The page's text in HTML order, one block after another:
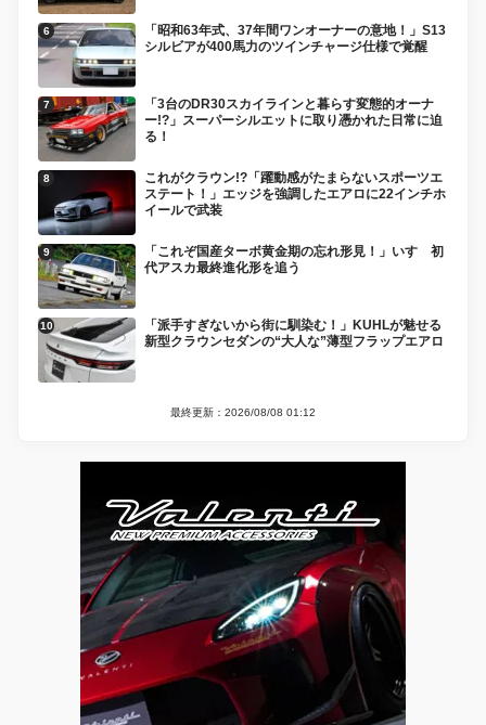
「昭和63年式、37年間ワンオーナーの意地！」S13
シルビアが400馬力のツインチャージ仕様で覚醒
「3台のDR30スカイラインと暮らす変態的オーナ
ー!?」スーパーシルエットに取り憑かれた日常に迫
る！
これがクラウン!?「躍動感がたまらないスポーツエ
ステート！」エッジを強調したエアロに22インチホ
イールで武装
「これぞ国産ターボ黄金期の忘れ形見！」いすゞ初
代アスカ最終進化形を追う
「派手すぎないから街に馴染む！」KUHLが魅せる
新型クラウンセダンの“大人な”薄型フラップエアロ
最終更新：2026/08/08 01:12